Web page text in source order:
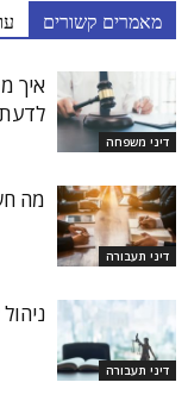
מאמרים קשורים
דיני משפחה
איך
דיני תעבורה
מה
דיני תעבורה